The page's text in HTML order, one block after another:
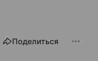
Поделиться